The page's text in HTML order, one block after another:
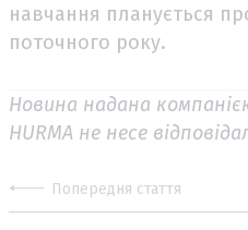
навчання планується
поточного року.
Новина надана
HURMA не несе
Попередня стаття